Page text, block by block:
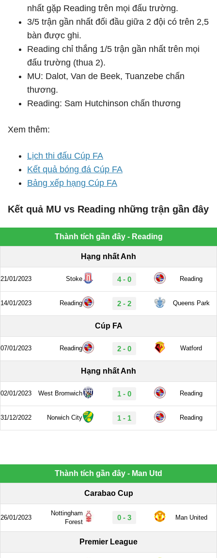
nhất gặp Reading trên mọi đấu trường.
3/5 trận gần nhất đối đầu giữa 2 đội có trên 2,5
bàn được ghi.
Reading chỉ thắng 1/5 trận gần nhất trên mọi
đấu trường (thua 2).
MU: Dalot, Van de Beek, Tuanzebe chấn
thương.
Reading: Sam Hutchinson chấn thương
Xem thêm:
Lịch thi đấu Cúp FA
Kết quả bóng đá Cúp FA
Bảng xếp hạng Cúp FA
Kết quả MU vs Reading những trận gần đây